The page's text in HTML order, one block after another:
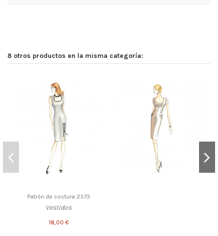
8 otros productos en la misma categoría:
Patrón de costura 2573
Vestidos
18,00 €